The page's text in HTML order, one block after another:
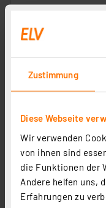
Zustimmung
Diese Webseite
Wir verwenden
von ihnen sind
die Funktionen der
Andere helfen uns,
Erfahrungen zu
Osram LED Classic
E27, warmweiß, klar
Artikel-Nr. 258415